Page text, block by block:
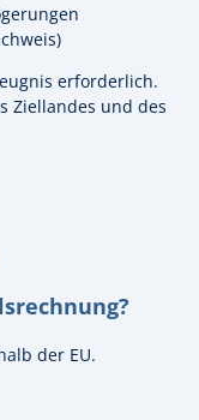
erforderlich.
Ziellandes und des
der EU.